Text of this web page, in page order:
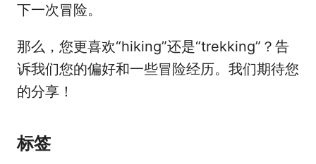
下一次冒险。
那么，您更喜欢“hiking”还是“trekking”？告
诉我们您的偏好和一些冒险经历。我们期待您
的分享！
标签